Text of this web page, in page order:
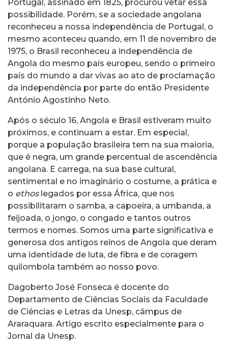
Portugal, assinado em 1825, procurou vetar essa
possibilidade. Porém, se a sociedade angolana
reconheceu a nossa independência de Portugal, o
mesmo aconteceu quando, em 11 de novembro de
1975, o Brasil reconheceu a independência de
Angola do mesmo país europeu, sendo o primeiro
país do mundo a dar vivas ao ato de proclamação
da independência por parte do então Presidente
António Agostinho Neto.
Após o século 16, Angola e Brasil estiveram muito
próximos, e continuam a estar. Em especial,
porque a população brasileira tem na sua maioria,
que é negra, um grande percentual de ascendência
angolana. E carrega, na sua base cultural,
sentimental e no imaginário o costume, a prática e
o ethoslegados por essa África, que nos
possibilitaram o samba, a capoeira, a umbanda, a
feijoada, o jongo, o congado e tantos outros
termos e nomes. Somos uma parte significativa e
generosa dos antigos reinos de Angola que deram
uma identidade de luta, de fibra e de coragem
quilombola também ao nosso povo.
Dagoberto José Fonseca é docente do
Departamento de Ciências Sociais da Faculdade
de Ciências e Letras da Unesp, câmpus de
Araraquara. Artigo escrito especialmente para o
Jornal da Unesp.